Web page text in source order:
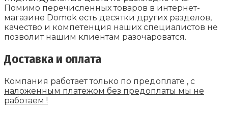
Помимо перечисленных товаров в интернет-
магазине Domok есть десятки других разделов,
качество и компетенция наших специалистов не
позволит нашим клиентам разочароватся.
Доставка и оплата
Компания работает только по предоплате , с
наложенным платежом без предоплаты мы не
работаем !